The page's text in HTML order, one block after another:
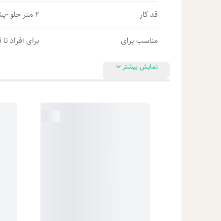
قد کار 2 متر جلو -پشت 2/10
مناسب برای برای افراد تا قد 1/
نمایش بیشتر